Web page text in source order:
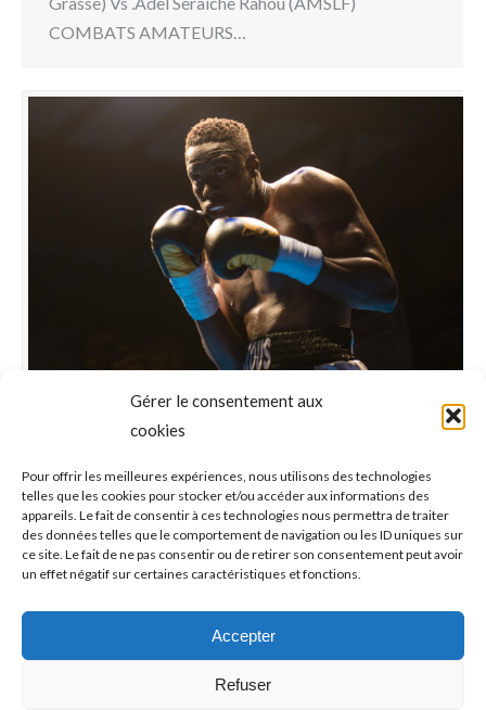
Gérer le consentement aux
cookies
Pour offrir les meilleures expériences, nous utilisons des technologies
telles que les cookies pour stocker et/ou accéder aux informations des
appareils. Le fait de consentir à ces technologies nous permettra de traiter
des données telles que le comportement de navigation ou les ID uniques sur
ce site. Le fait de ne pas consentir ou de retirer son consentement peut avoir
un effet négatif sur certaines caractéristiques et fonctions.
Accepter
Refuser
COMBATS AMATEURS…
Boxe : Combat Gus Tamba Vs Otar
Boxe ParPhilippe 2018-03-27
Retour en photos du 10ème combat chez les pros
pour Gustave Tamba opposé au Géogien Otar
à l’unanimité . Son adversaire ayant été compté dans